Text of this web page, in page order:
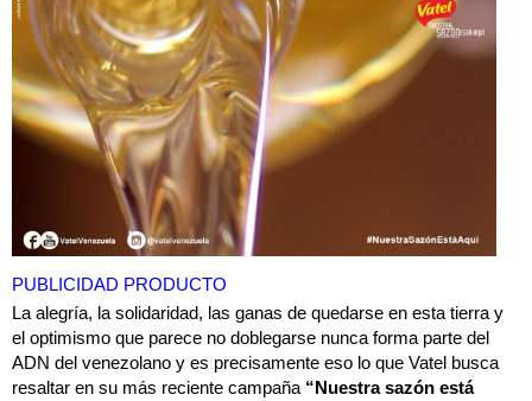
PUBLICIDAD PRODUCTO
La alegría, la solidaridad, las ganas de quedarse en esta tierra y
el optimismo que parece no doblegarse nunca forma parte del
ADN del venezolano y es precisamente eso lo que Vatel busca
resaltar en su más reciente campaña “Nuestra sazón está